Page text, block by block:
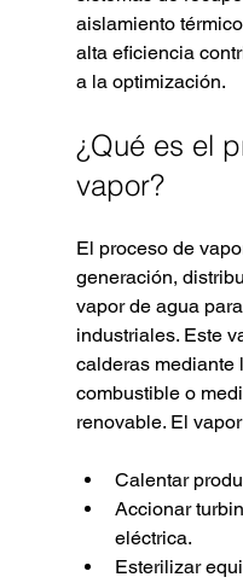
aislamiento
alta eficiencia
a la optimización.
¿Qué es el
vapor?
El proceso de
generación,
vapor de agua
industriales. Este
calderas mediante
combustible o
renovable. El
Calentar
Accionar
eléctrica.
Esterilizar